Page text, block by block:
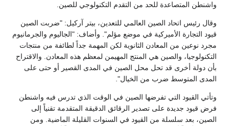
واشنطن المتصاعدة للحد من التقدم التكنولوجي للصين.
وقال رئيس اتحاد الصين العالمي للتعدين، بيتر آركيل: "ضربت الصين
قيود التجارة الأميركية في موضع مؤلم". وأضاف: "الجاليوم والجرمانيوم
مجرد نوعين من المعادن الثانوية لكن المهمة جداً لطائفة من منتجات
التكنولوجيا، والصين هي المنتج المهيمن لمعظم هذه المعادن. والاقتراح
بأن دولة أخرى قد تحل محل الصين في المدى القصير أو حتى على
المدى المتوسط ضرب من الخيال".
وتأتي القيود التي تفرضها الصين في الوقت الذي تدرس فيه واشنطن
فرض قيود جديدة على تصدير الرقائق الدقيقة المتقدمة تقنياً إلى
الصين، بعد سلسلة من القيود في السنوات القليلة الماضية. ومن